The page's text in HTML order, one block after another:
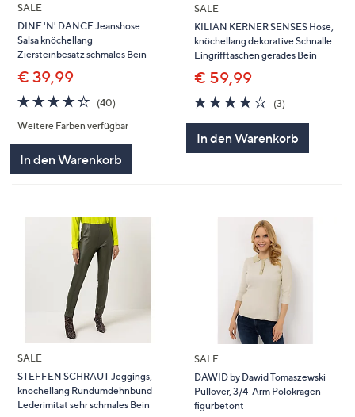
SALE
DINE 'N' DANCE Jeanshose
Salsa knöchellang
Ziersteinbesatz schmales Bein
€ 39,99
4.2
von
5
(40)
Weitere Farben verfügbar
In den Warenkorb
SALE
KILIAN KERNER SENSES Hose,
knöchellang dekorative Schnalle
Eingrifftaschen gerades Bein
€ 59,99
4.0
von
(3)
In den Warenkorb
SALE
STEFFEN SCHRAUT Jeggings,
knöchellang Rundumdehnbund
Lederimitat sehr schmales Bein
SALE
DAWID by Dawid Tomaszewski
Pullover, 3/4-Arm Polokragen
figurbetont